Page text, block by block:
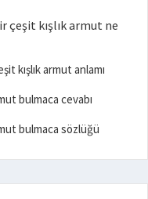
çeşit kışlık armut ne
kışlık armut anlamı
bulmaca cevabı
bulmaca sözlüğü